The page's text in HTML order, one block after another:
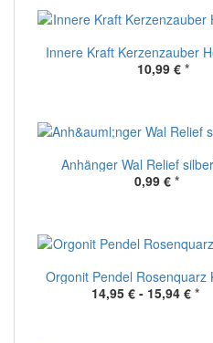
Innere Kraft Kerzenzauber
10,99 € *
Anhänger Wal Relief
0,99 € *
Orgonit Pendel Rosenquarz
14,95 € - 15,94 € *